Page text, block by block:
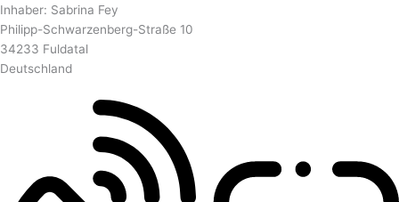
Inhaber: Sabrina Fey
Philipp-Schwarzenberg-Straße 10
34233 Fuldatal
Deutschland